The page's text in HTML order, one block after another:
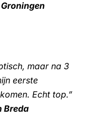
maar na 3
eerste
Echt top.”
Breda